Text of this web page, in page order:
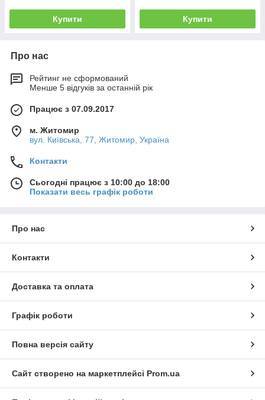
Купити Купити
Про нас
Рейтинг не сформований
Менше 5 відгуків за останній рік
Працює з 07.09.2017
м. Житомир
вул. Київська, 77, Житомир, Україна
Контакти
Сьогодні працює з 10:00 до 18:00
Показати весь графік роботи
Про нас
Контакти
Доставка та оплата
Графік роботи
Повна версія сайту
Сайт створено на маркетплейсі Prom.ua